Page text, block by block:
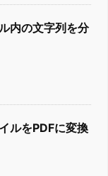
内の文字列を分
ルをPDFに変換